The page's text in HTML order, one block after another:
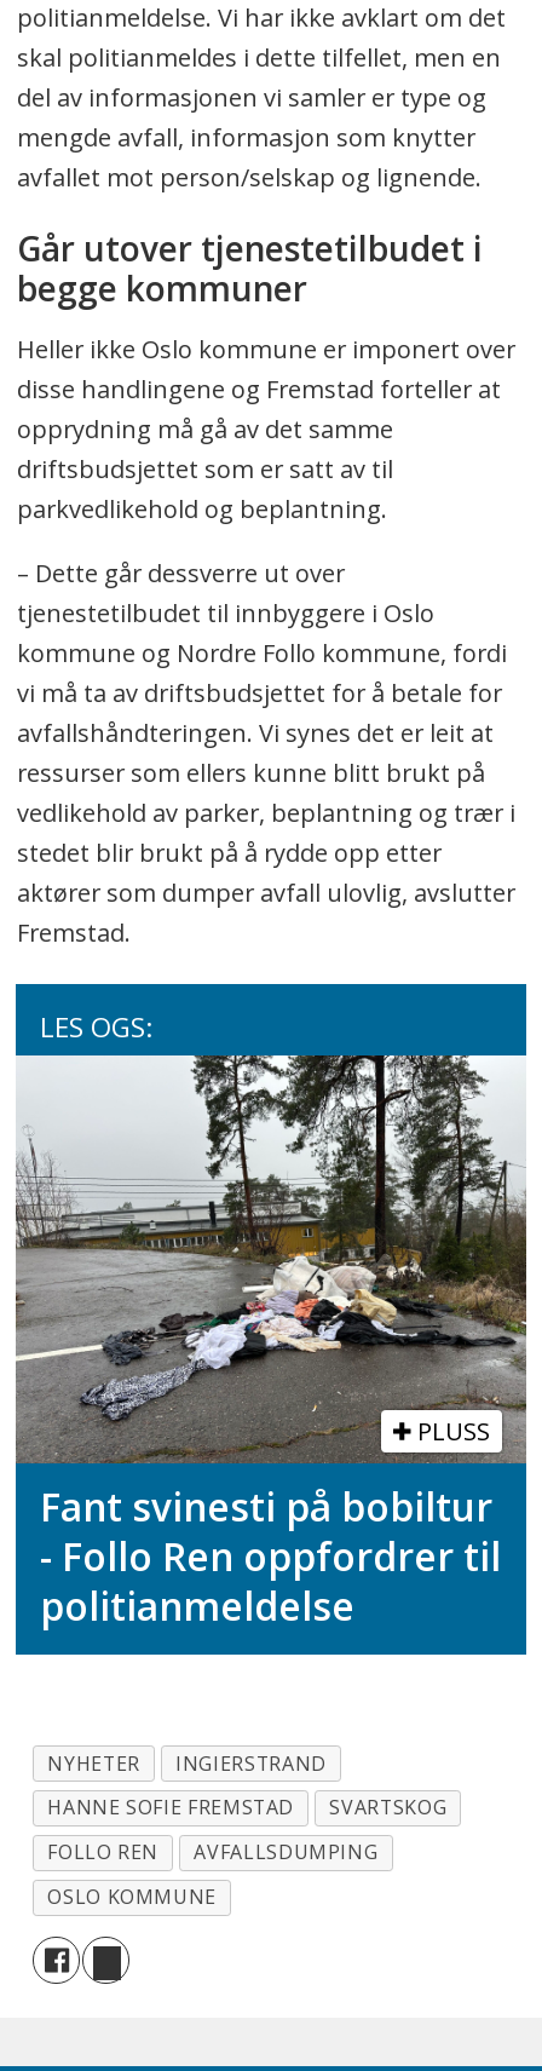
politianmeldelse. Vi har ikke avklart om det
skal politianmeldes i dette tilfellet, men en
del av informasjonen vi samler er type og
mengde avfall, informasjon som knytter
avfallet mot person/selskap og lignende.
Går utover tjenestetilbudet i
begge kommuner
Heller ikke Oslo kommune er imponert over
disse handlingene og Fremstad forteller at
opprydning må gå av det samme
driftsbudsjettet som er satt av til
parkvedlikehold og beplantning.
– Dette går dessverre ut over
tjenestetilbudet til innbyggere i Oslo
kommune og Nordre Follo kommune, fordi
vi må ta av driftsbudsjettet for å betale for
avfallshåndteringen. Vi synes det er leit at
ressurser som ellers kunne blitt brukt på
vedlikehold av parker, beplantning og trær i
stedet blir brukt på å rydde opp etter
aktører som dumper avfall ulovlig, avslutter
Fremstad.
LES OGS:
PLUSS
Fant svinesti på bobiltur
- Follo Ren oppfordrer til
politianmeldelse
NYHETER
INGIERSTRAND
HANNE SOFIE FREMSTAD
SVARTSKOG
FOLLO REN
AVFALLSDUMPING
OSLO KOMMUNE